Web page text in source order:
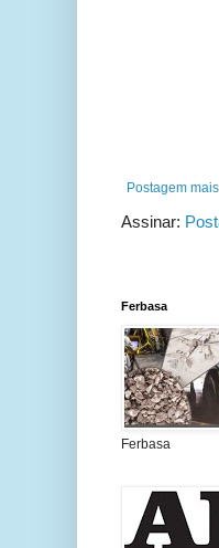
Postagem
Assinar:
Ferbasa
Ferbasa